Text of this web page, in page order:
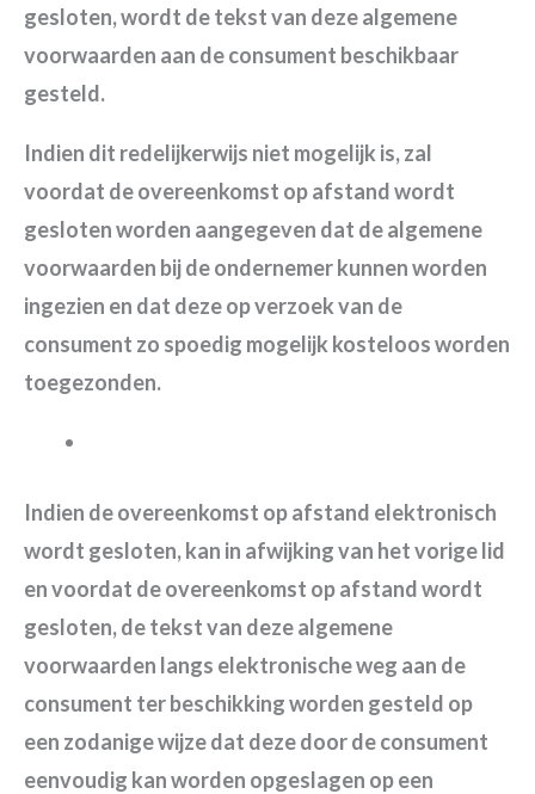
gesloten, wordt de tekst van deze algemene
voorwaarden aan de consument beschikbaar
gesteld.
Indien dit redelijkerwijs niet mogelijk is, zal
voordat de overeenkomst op afstand wordt
gesloten worden aangegeven dat de algemene
voorwaarden bij de ondernemer kunnen worden
ingezien en dat deze op verzoek van de
consument zo spoedig mogelijk kosteloos worden
toegezonden.
Indien de overeenkomst op afstand elektronisch
wordt gesloten, kan in afwijking van het vorige lid
en voordat de overeenkomst op afstand wordt
gesloten, de tekst van deze algemene
voorwaarden langs elektronische weg aan de
consument ter beschikking worden gesteld op
een zodanige wijze dat deze door de consument
eenvoudig kan worden opgeslagen op een